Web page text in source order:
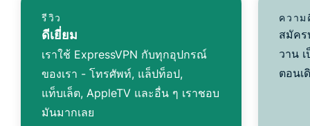
รีวิว
ดีเยี่ยม
เราใช้ ExpressVPN กับทุกอุปกรณ์
ของเรา - โทรศัพท์, แล็ปท็อป,
แท็บเล็ต, AppleTV และอื่น ๆ เราชอบ
มันมากเลย
ความ
สมัคร
วาน
ตอนเ